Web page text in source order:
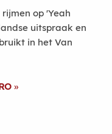
op 'Yeah
uitspraak en
in het Van